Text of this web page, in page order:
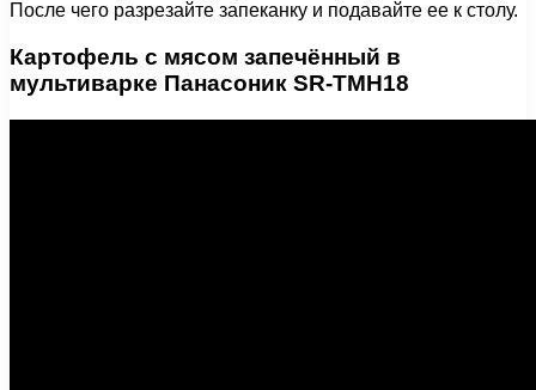
После чего разрезайте запеканку и подавайте ее к столу.
Картофель с мясом запечённый в
мультиварке Панасоник SR-TMH18